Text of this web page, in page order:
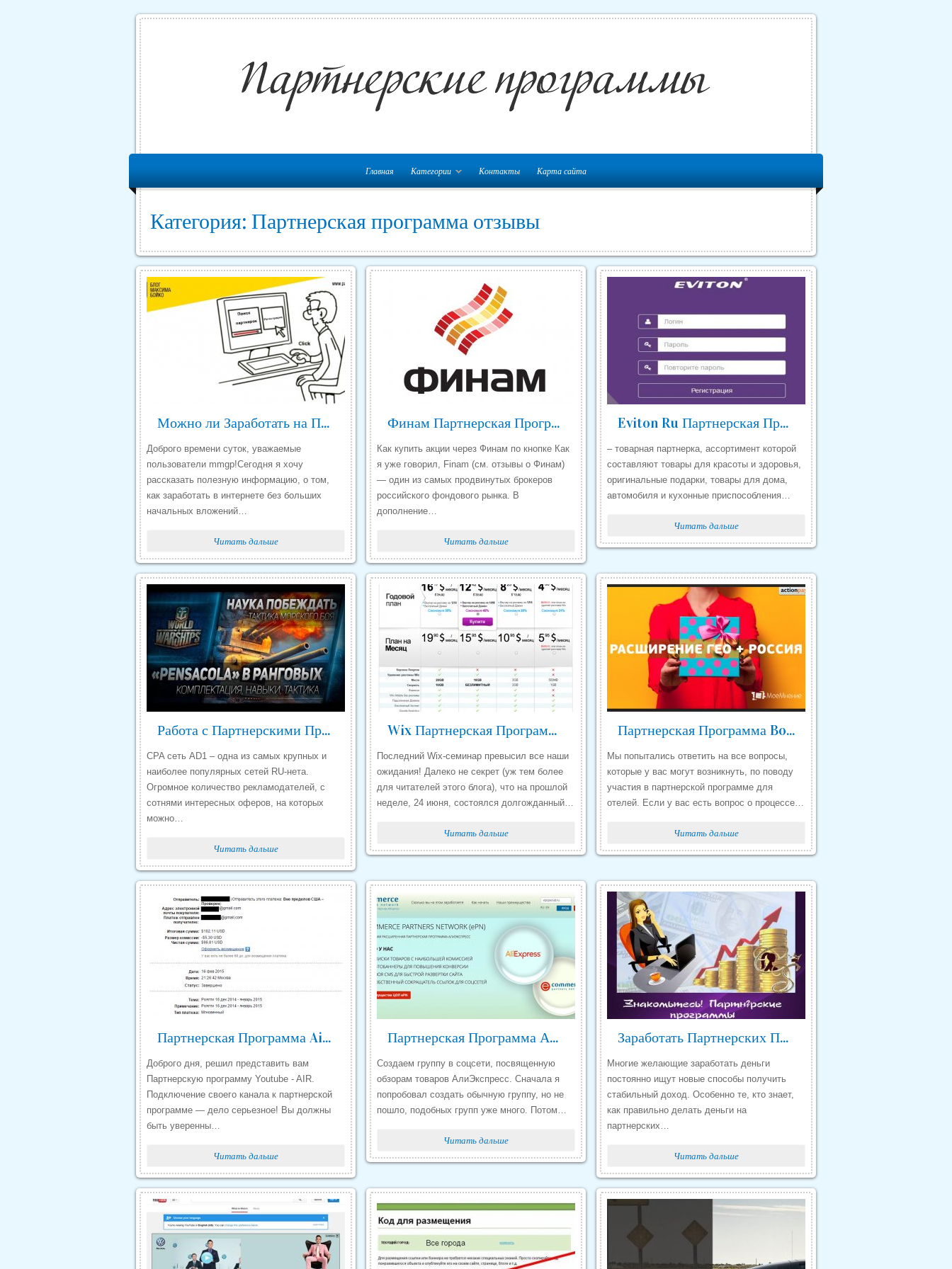
Главная Категории Контакты Карта сайта
Категория: Партнерская программа отзывы
Можно ли Заработать на Партнерских Программах Отзывы
Доброго времени суток, уважаемые
пользователи mmgp!Сегодня я хочу
рассказать полезную информацию, о том,
как заработать в интернете без больших
начальных вложений…
Читать дальше
Финам Партнерская Программа Отзывы Заработок
Как купить акции через Финам по кнопке Как
я уже говорил, Finam (см. отзывы о Финам)
— один из самых продвинутых брокеров
российского фондового рынка. В
дополнение…
Читать дальше
Eviton Ru Партнерская Программа Отзывы
– товарная партнерка, ассортимент которой
составляют товары для красоты и здоровья,
оригинальные подарки, товары для дома,
автомобиля и кухонные приспособления…
Читать дальше
Работа с Партнерскими Программами Отзывы
CPA сеть AD1 – одна из самых крупных и
наиболее популярных сетей RU-нета.
Огромное количество рекламодателей, с
сотнями интересных оферов, на которых
можно…
Читать дальше
Wix Партнерская Программа Отзывы
Последний Wix-семинар превысил все наши
ожидания! Далеко не секрет (уж тем более
для читателей этого блога), что на прошлой
неделе, 24 июня, состоялся долгожданный…
Читать дальше
Партнерская Программа Booking Отзывы
Мы попытались ответить на все вопросы,
которые у вас могут возникнуть, по поводу
участия в партнерской программе для
отелей. Если у вас есть вопрос о процессе…
Читать дальше
Партнерская Программа Air Отзывы
Доброго дня, решил представить вам
Партнерскую программу Youtube - AIR.
Подключение своего канала к партнерской
программе — дело серьезное! Вы должны
быть уверенны…
Читать дальше
Партнерская Программа Алиэкспресс Отзывы
Создаем группу в соцсети, посвященную
обзорам товаров АлиЭкспресс. Сначала я
попробовал создать обычную группу, но не
пошло, подобных групп уже много. Потом…
Читать дальше
Заработать Партнерских Программах Отзывы
Многие желающие заработать деньги
постоянно ищут новые способы получить
стабильный доход. Особенно те, кто знает,
как правильно делать деньги на
партнерских…
Читать дальше